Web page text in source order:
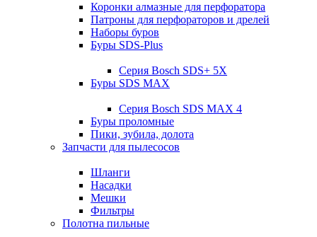
Коронки алмазные для перфоратора
Патроны для перфораторов и дрелей
Наборы буров
Буры SDS-Plus
Серия Bosch SDS+ 5X
Буры SDS MAX
Серия Bosch SDS MAX 4
Буры проломные
Пики, зубила, долота
Запчасти для пылесосов
Шланги
Насадки
Мешки
Фильтры
Полотна пильные